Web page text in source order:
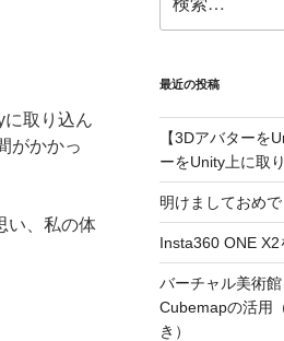
取り込ん
がかかっ
い、私の体
索:
最近の投稿
【3Dアバターを
ーをUnity上に取
明けましておめ
Insta360 ONE
バーチャル美術
Cubemapの活用
き）